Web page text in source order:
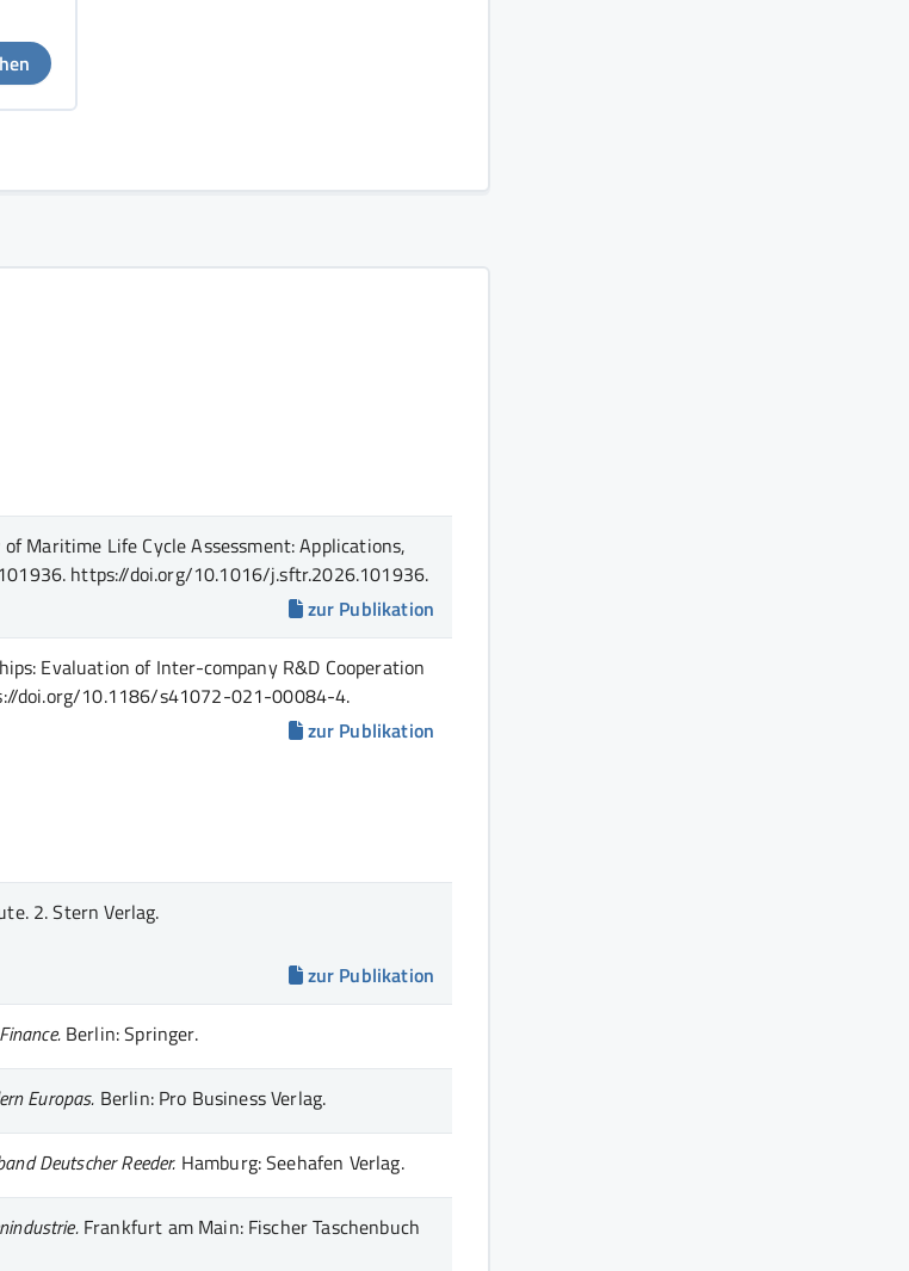
Maritime Life Cycle Assessment: Applications,
. https://doi.org/10.1016/j.sftr.2026.101936.
zur Publikation
Evaluation of Inter-company R&D Cooperation
doi.org/10.1186/s41072-021-00084-4.
zur Publikation
2. Stern Verlag.
zur Publikation
Berlin: Springer.
Europas. Berlin: Pro Business Verlag.
Deutscher Reeder. Hamburg: Seehafen Verlag.
Frankfurt am Main: Fischer Taschenbuch